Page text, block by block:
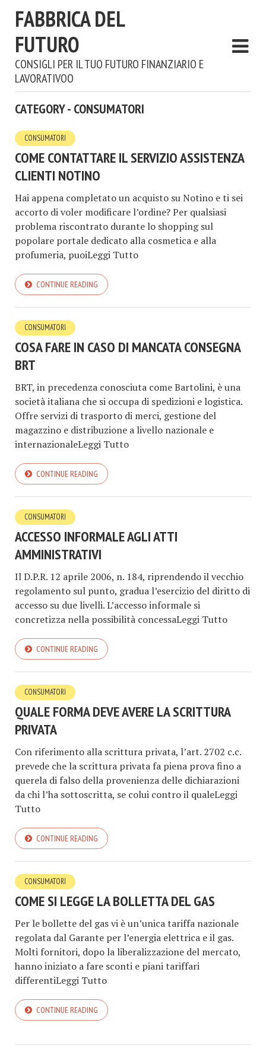
FABBRICA DEL
FUTURO
CONSIGLI PER IL TUO FUTURO FINANZIARIO E
LAVORATIVOO
CATEGORY - CONSUMATORI
CONSUMATORI
COME CONTATTARE IL SERVIZIO ASSISTENZA
CLIENTI NOTINO
Hai appena completato un acquisto su Notino e ti sei
accorto di voler modificare l’ordine? Per qualsiasi
problema riscontrato durante lo shopping sul
popolare portale dedicato alla cosmetica e alla
profumeria, puoiLeggi Tutto
CONTINUE READING
CONSUMATORI
COSA FARE IN CASO DI MANCATA CONSEGNA
BRT
BRT, in precedenza conosciuta come Bartolini, è una
società italiana che si occupa di spedizioni e logistica.
Offre servizi di trasporto di merci, gestione del
magazzino e distribuzione a livello nazionale e
internazionaleLeggi Tutto
CONTINUE READING
CONSUMATORI
ACCESSO INFORMALE AGLI ATTI
AMMINISTRATIVI
Il D.P.R. 12 aprile 2006, n. 184, riprendendo il vecchio
regolamento sul punto, gradua l’esercizio del diritto di
accesso su due livelli. L’accesso informale si
concretizza nella possibilità concessaLeggi Tutto
CONTINUE READING
CONSUMATORI
QUALE FORMA DEVE AVERE LA SCRITTURA
PRIVATA
Con riferimento alla scrittura privata, l’art. 2702 c.c.
prevede che la scrittura privata fa piena prova fino a
querela di falso della provenienza delle dichiarazioni
da chi l’ha sottoscritta, se colui contro il qualeLeggi
Tutto
CONTINUE READING
CONSUMATORI
COME SI LEGGE LA BOLLETTA DEL GAS
Per le bollette del gas vi è un’unica tariffa nazionale
regolata dal Garante per l’energia elettrica e il gas.
Molti fornitori, dopo la liberalizzazione del mercato,
hanno iniziato a fare sconti e piani tariffari
differentiLeggi Tutto
CONTINUE READING